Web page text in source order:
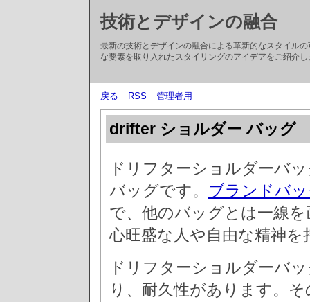
技術とデザインの融合
最新の技術とデザインの融合による革新的なスタイル
な要素を取り入れたスタイリングのアイデアをご紹介し
戻る RSS 管理者用
drifter ショルダー バッグ
ドリフターショルダーバ
バッグです。 ブランドバ
で、他のバッグとは一線
心旺盛な人や自由な精神
ドリフターショルダーバ
り、耐久性があります。